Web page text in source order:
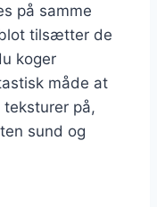
på samme
tilsætter de
koger
måde at
på,
sund og